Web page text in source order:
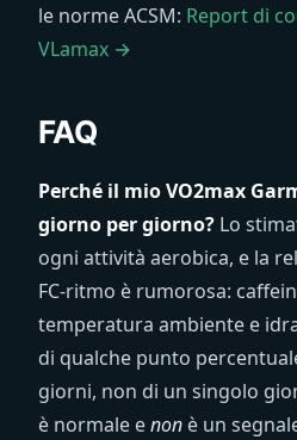
le norme ACSM: Report di
VLamax →
FAQ
Perché il mio VO2max
giorno per giorno? Lo
ogni attività aerobica, e la
FC-ritmo è rumorosa:
temperatura ambiente e
di qualche punto
giorni, non di un singolo
è normale enon è un